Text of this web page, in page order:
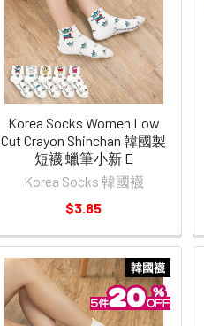
Korea Socks Women Low
Cut Crayon Shinchan 韓國製
短襪 蠟筆小新 E
Korea Socks 韓國襪
$3.85
韓國襪